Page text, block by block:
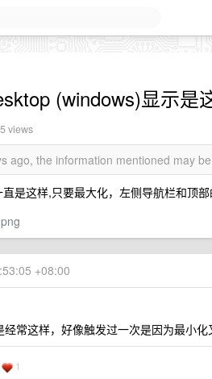
(windows)显示是
views
ago, the information mentioned may
是这样,只要最大化，左侧导航栏和顶
+08:00
常这样，好像触发过一次是因为最小化
1